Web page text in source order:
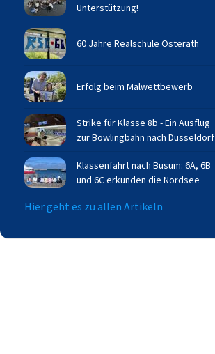
Unterstützung!
60 Jahre Realschule Osterath
Erfolg beim Malwettbewerb
Strike für Klasse 8b - Ein Ausflug
zur Bowlingbahn nach Düsseldorf
Klassenfahrt nach Büsum: 6A, 6B
und 6C erkunden die Nordsee
Hier geht es zu allen Artikeln